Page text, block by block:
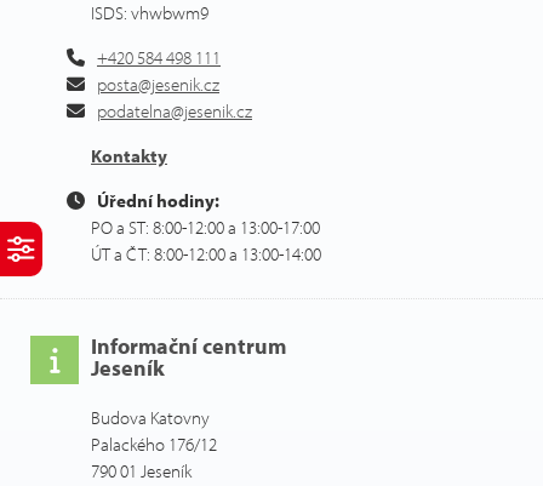
ISDS: vhwbwm9
+420 584 498 111
posta@jesenik.cz
podatelna@jesenik.cz
Kontakty
Úřední hodiny:
PO a ST: 8:00-12:00 a 13:00-17:00
ÚT a ČT: 8:00-12:00 a 13:00-14:00
Informační centrum
Jeseník
Budova Katovny
Palackého 176/12
790 01 Jeseník